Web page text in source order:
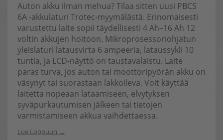
Auton akku ilman mehua? Tilaa sitten uusi PBCS
6A -akkulaturi Trotec-myymälästä. Erinomaisesti
varustettu laite sopii täydellisesti 4 Ah–16 Ah 12
voltin akkujen hoitoon. Mikroprosessoriohjatun
yleislaturi latausvirta 6 ampeeria, lataussykli 10
tuntia, ja LCD-näyttö on taustavalaistu. Laite
paras turva, jos auton tai moottoripyörän akku on
väsynyt tai suorastaan lakkoileva. Voit käyttää
laitetta nopeaan lataamiseen, elvytyksen
syväpurkautumisen jälkeen tai tietojen
varmistamiseen akkua vaihdettaessa.
Lue Loppuun